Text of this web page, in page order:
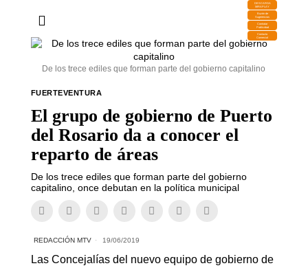
DESCARGA
MIRAPLAY
Buzón de
Sugerencias
Contratar
Publicidad
Contacto
Comercial
De los trece ediles que forman parte del gobierno capitalino
FUERTEVENTURA
El grupo de gobierno de Puerto
del Rosario da a conocer el
reparto de áreas
De los trece ediles que forman parte del gobierno
capitalino, once debutan en la política municipal
REDACCIÓN MTV 19/06/2019
Las Concejalías del nuevo equipo de gobierno de